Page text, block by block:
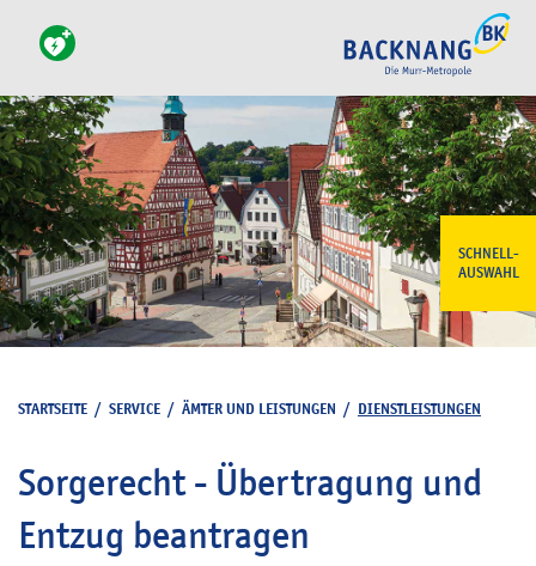
SCHNELL-
AUSWAHL
STARTSEITE / SERVICE / ÄMTER UND LEISTUNGEN / DIENSTLEISTUNGEN
Sorgerecht - Übertragung und
Entzug beantragen